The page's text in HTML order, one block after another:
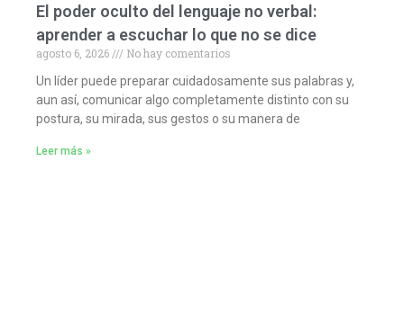
El poder oculto del lenguaje no verbal:
aprender a escuchar lo que no se dice
agosto 6, 2026
No hay comentarios
Un líder puede preparar cuidadosamente sus palabras y,
aun así, comunicar algo completamente distinto con su
postura, su mirada, sus gestos o su manera de
Leer más »